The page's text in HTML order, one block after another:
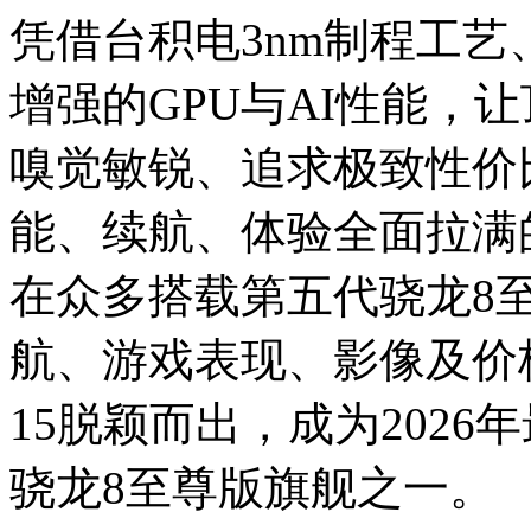
凭借台积电3nm制程工艺
增强的GPU与AI性能，
嗅觉敏锐、追求极致性
能、续航、体验全面拉
在众多搭载第五代骁龙8
航、游戏表现、影像及
15脱颖而出，成为2026
骁龙8至尊版旗舰之一。